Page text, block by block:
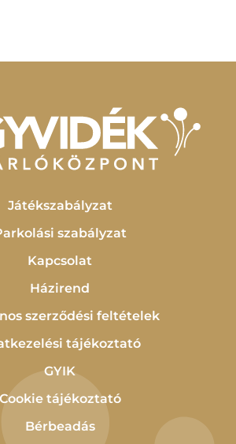
Játékszabályzat
szabályzat
Kapcsolat
Házirend
szerződési feltételek
tájékoztató
GYIK
Cookie tájékoztató
Bérbeadás